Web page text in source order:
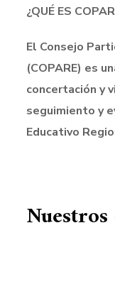
¿QUÉ ES
El Consejo
(COPARE) es
concertación y
seguimiento y
Educativo